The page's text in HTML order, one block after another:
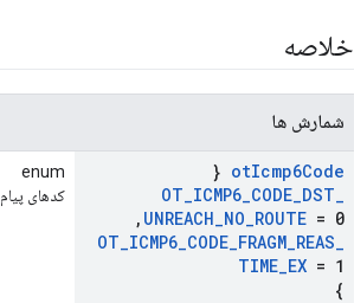
خلاصه
شمارش ها
otIcmp6Code
{
OT_ICMP6_CODE_DST_
UNREACH_NO_ROUTE = 0
,
OT_ICMP6_CODE_FRAGM_REAS_
TIME_EX = 1
}
enum
کدهای پیام ICMPv6.